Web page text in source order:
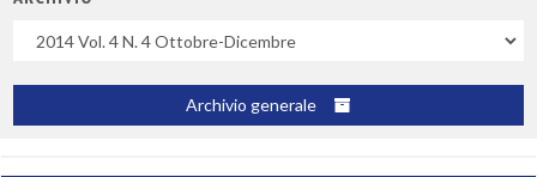
Archivio generale